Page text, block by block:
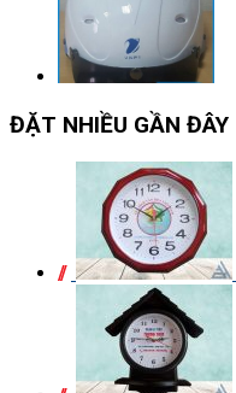
ĐẶT NHIỀU GẦN ĐÂY